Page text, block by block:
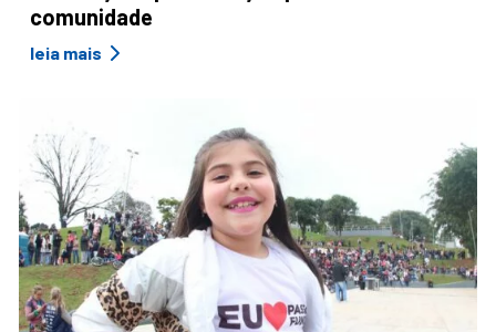
comunidade
leia mais